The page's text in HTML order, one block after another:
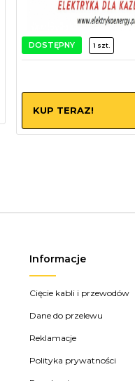
DOSTĘPNY 1 szt.
KUP TERAZ!
Informacje
Cięcie kabli i przewodów
Dane do przelewu
Reklamacje
Polityka prywatności